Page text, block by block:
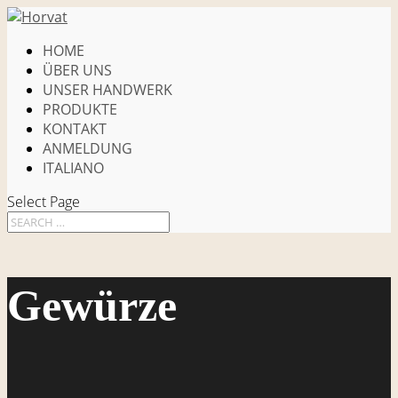
HOME
ÜBER UNS
UNSER HANDWERK
PRODUKTE
KONTAKT
ANMELDUNG
ITALIANO
Select Page
Gewürze